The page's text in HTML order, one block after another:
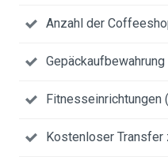
Anzahl der
Gepäckaufbewahrung
Fitnesseinrichtungen
Kostenloser Transfer